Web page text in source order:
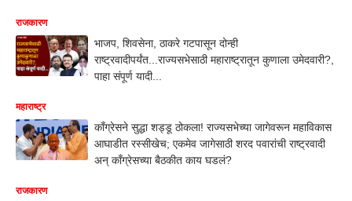
राजकारण
भाजप, शिवसेना, ठाकरे गटपासून दोन्ही
राष्ट्रवादीपर्यंत...राज्यसभेसाठी महाराष्ट्रातून कुणाला उमेदवारी?,
पाहा संपूर्ण यादी...
महाराष्ट्र
काँग्रेसने सुद्धा शड्डू ठोकला! राज्यसभेच्या जागेवरून महाविकास
आघाडीत रस्सीखेच; एकमेव जागेसाठी शरद पवारांची राष्ट्रवादी
अन् काँग्रेसच्या बैठकीत काय घडलं?
राजकारण